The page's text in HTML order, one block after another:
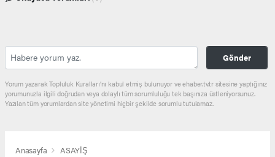
Gönder
Yorum yazarak Topluluk Kuralları’nı kabul etmiş bulunuyor ve ehaber.tv.tr sitesine yaptığınız
yorumunuzla ilgili doğrudan veya dolaylı tüm sorumluluğu tek başınıza üstleniyorsunuz.
Yazılan tüm yorumlardan site yönetimi hiçbir şekilde sorumlu tutulamaz.
Anasayfa ASAYİŞ